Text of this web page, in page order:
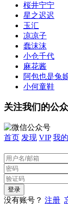
桜井宁宁
星之迟迟
玉汇
凉凉子
蠢沫沫
小仓千代
麻花酱
阿包也是兔
小何童鞋
关注我们的公
首页 发现 VIP 我的
没有账号？ 注册